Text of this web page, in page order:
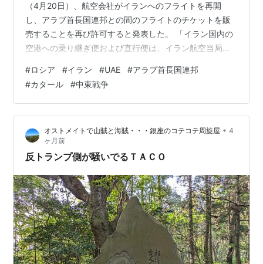
（4月20日）、航空会社がイランへのフライトを再開
し、アラブ首長国連邦との間のフライトのチケットを販
売することを再び許可すると発表した。 「イラン国内の
空港への乗り継ぎ便および直行便は、イラン航空当局か
る」と、ロシア航空当局は声明で述べた。イラン民間航
空局は国営テレビを通じて、月曜日（4月20日）から同
国北東部のマシュハド空港で国際旅客便の運航を許可す
ると発表した。ロシアは、米国とイスラエルによるイラ
ンへの軍事攻撃を受け、2月下旬にイスラエルとイランへ
の航空便を停止した。 恐ロシア航空機列伝 (P…
#ロシア #イラン #UAE #アラブ首長国連邦
#カタール #中東戦争
オストメイトで山賊と海賊・・・銀座のコテコテ周旋屋 • 4
ヶ月前
反トランプ側が騒いでるＴＡＣＯ